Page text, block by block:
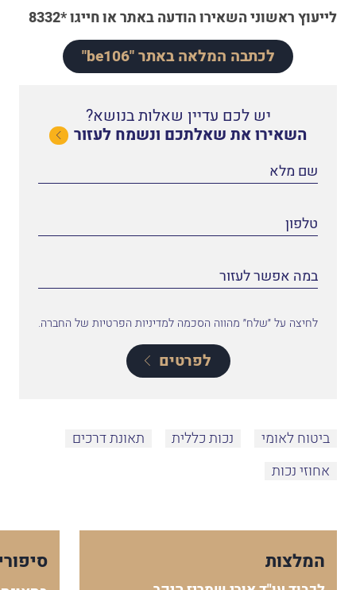
לייעוץ ראשוניהשאירו הודעה באתראוחייגו *8332
לכתבה המלאה באתר "be106"
יש לכם עדיין שאלות בנושא?
השאירו את שאלתכם ונשמח לעזור
לחיצה על ״שלח״ מהווה הסכמה למדיניות הפרטיות של החברה.
לפרטים
ביטוח לאומי נכות כללית
תאונת דרכים
אחוזי נכות
המלצות